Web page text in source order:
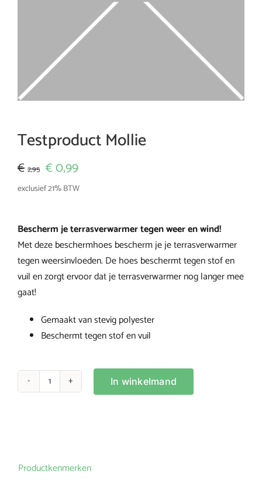
WooCommerce Cart
Testproduct Mollie
€ 2,95 Oorspronkelijke
prijs
€2,95.
€0,99Huidige
prijs
€0,99.
exclusief 21% BTW
Bescherm je terrasverwarmer tegen weer en wind!
Met deze beschermhoes bescherm je je terrasverwarmer
tegen weersinvloeden. De hoes beschermt tegen stof en
vuil en zorgt ervoor dat je terrasverwarmer nog langer mee
gaat!
Gemaakt van stevig polyester
Beschermt tegen stof en vuil
Testproduct
In winkelmand
Productkenmerken